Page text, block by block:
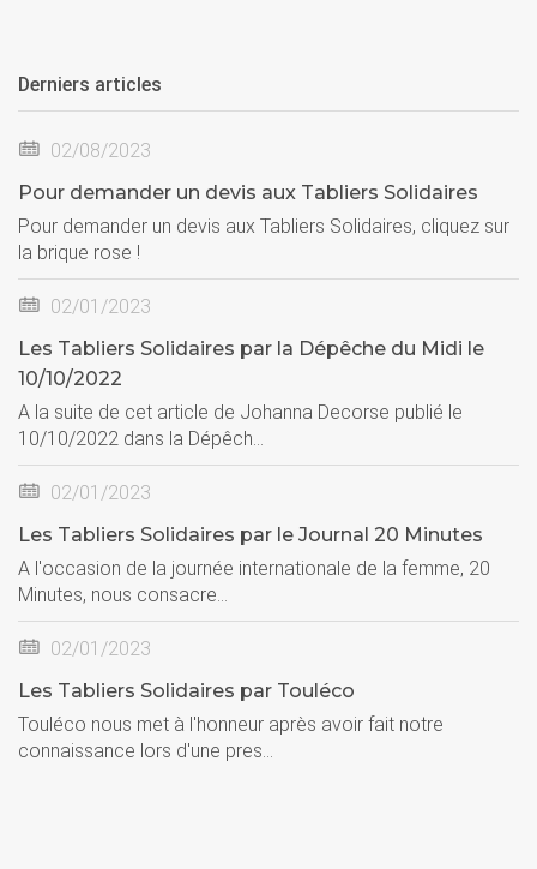
Derniers articles
02/08/2023
Pour demander un devis aux Tabliers Solidaires
Pour demander un devis aux Tabliers Solidaires, cliquez sur
la brique rose !
02/01/2023
Les Tabliers Solidaires par la Dépêche du Midi le
10/10/2022
A la suite de cet article de Johanna Decorse publié le
10/10/2022 dans la Dépêch...
02/01/2023
Les Tabliers Solidaires par le Journal 20 Minutes
A l'occasion de la journée internationale de la femme, 20
Minutes, nous consacre...
02/01/2023
Les Tabliers Solidaires par Touléco
Touléco nous met à l'honneur après avoir fait notre
connaissance lors d'une pres...